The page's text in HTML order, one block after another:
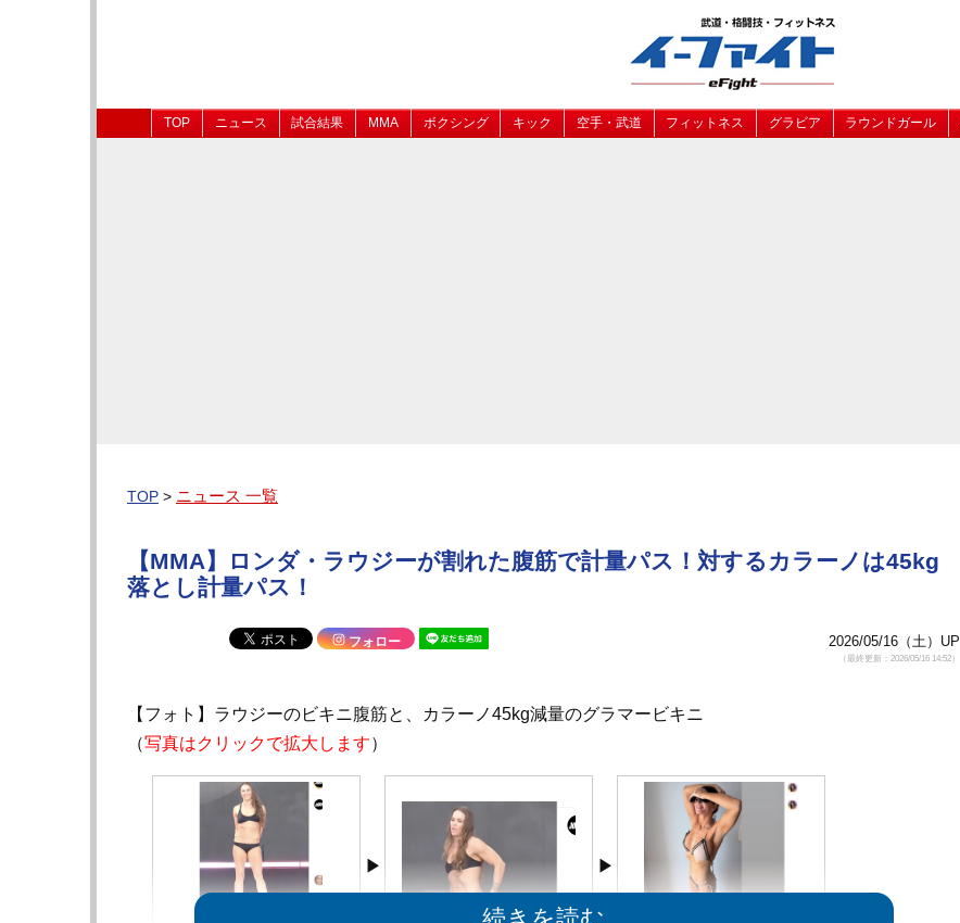
TOP ニュース 試合結果 MMA ボクシング キック 空手・武道 フィットネス グラビア ラウンドガール
TOP > ニュース 一覧
【MMA】ロンダ・ラウジーが割れた腹筋で計量パス！対するカラーノは45kg
落とし計量パス！
フォロー 2026/05/16（土）UP
（最終更新：2026/05/16 14:52）
【フォト】ラウジーのビキニ腹筋と、カラーノ45kg減量のグラマービキニ
（写真はクリックで拡大します）